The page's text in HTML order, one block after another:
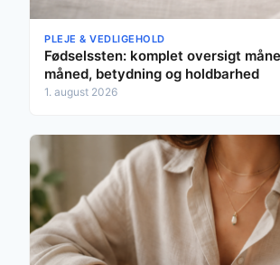
PLEJE & VEDLIGEHOLD
Fødselssten: komplet oversigt
måned, betydning og holdbarhed
1. august 2026